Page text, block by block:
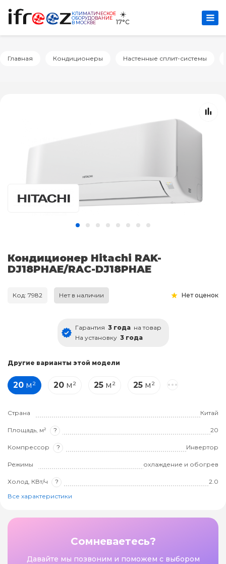
КЛИМАТИЧЕСКОЕ
ОБОРУДОВАНИЕ
В МОСКВЕ
☀️
17°C
Главная Кондиционеры Настенные сплит-системы
Кондиционер Hitachi RAK-
DJ18PHAE/RAC-DJ18PHAE
Код: 7982 Нет в наличии Нет оценок
Гарантия 3 года на товар
На установку 3 года
Другие варианты этой модели
20 м² 20 м² 25 м² 25 м²
Страна Китай
Площадь, м² ? 20
Компрессор ? Инвертор
Режимы охлаждение и обогрев
Холод, КВт/ч ?
2.0
Все характеристики
Сомневаетесь?
Давайте мы позвоним и поможем с выбором